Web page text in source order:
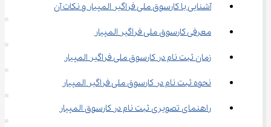
آشنایی با کارسوق ملی فراگیر المپیار و نکات آن
معرفی کارسوق ملی فراگیر المپیار
زمان ثبت نام در کارسوق ملی فراگیر المپیار
نحوه ثبت نام در کارسوق ملی فراگیر المپیار
راهنمای تصویری ثبت نام در کارسوق المپیار